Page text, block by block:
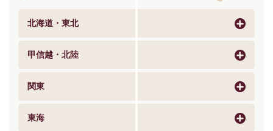
北海道・東北
甲信越・北陸
関東
東海